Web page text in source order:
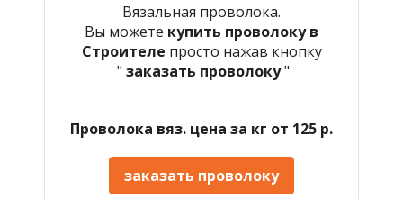
Вязальная проволока.
Вы можете купить проволоку в
Строителе просто нажав кнопку
" заказать проволоку"
Проволока вяз. цена за кг от 125 р.
заказать проволоку